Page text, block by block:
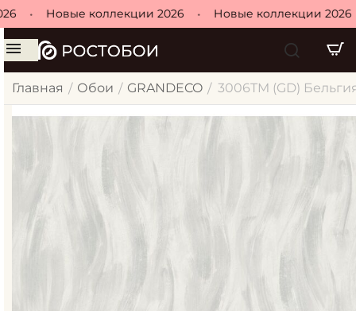
Новые коллекции 2026 Новые коллекции 2026
Главная / Обои / GRANDECO / 3006TM (GD)